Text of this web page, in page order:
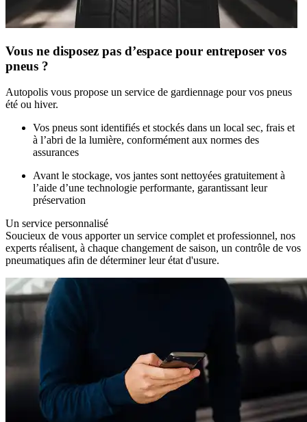
Vous ne disposez pas d’espace pour entreposer vos
pneus ?
Autopolis vous propose un service de gardiennage pour vos pneus
été ou hiver.
Vos pneus sont identifiés et stockés dans un local sec, frais et
à l’abri de la lumière, conformément aux normes des
assurances
Avant le stockage, vos jantes sont nettoyées gratuitement à
l’aide d’une technologie performante, garantissant leur
préservation
Un service personnalisé
Soucieux de vous apporter un service complet et professionnel, nos
experts réalisent, à chaque changement de saison, un contrôle de vos
pneumatiques afin de déterminer leur état d'usure.